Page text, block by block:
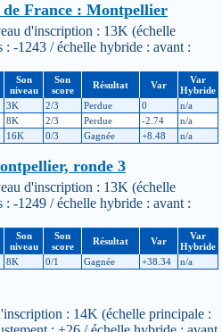
France : Montpellier
d'inscription : 13K (échelle
-1243 / échelle hybride : avant :
Son
niveau
Son
score
Résultat Var
Var
Hybride
3K 2/3 Perdue 0
n/a
8K 2/3 Perdue -2.74
n/a
16K 0/3 Gagnée +8.48 n/a
ronde 3
d'inscription : 13K (échelle
-1249 / échelle hybride : avant :
Son
niveau
Son
score
Résultat Var
Var
Hybride
8K 0/1 Gagnée +38.34 n/a
: 14K (échelle principale :